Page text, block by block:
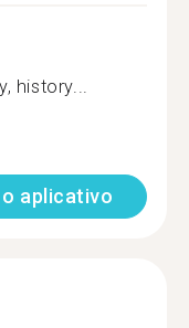
history...
o aplicativo